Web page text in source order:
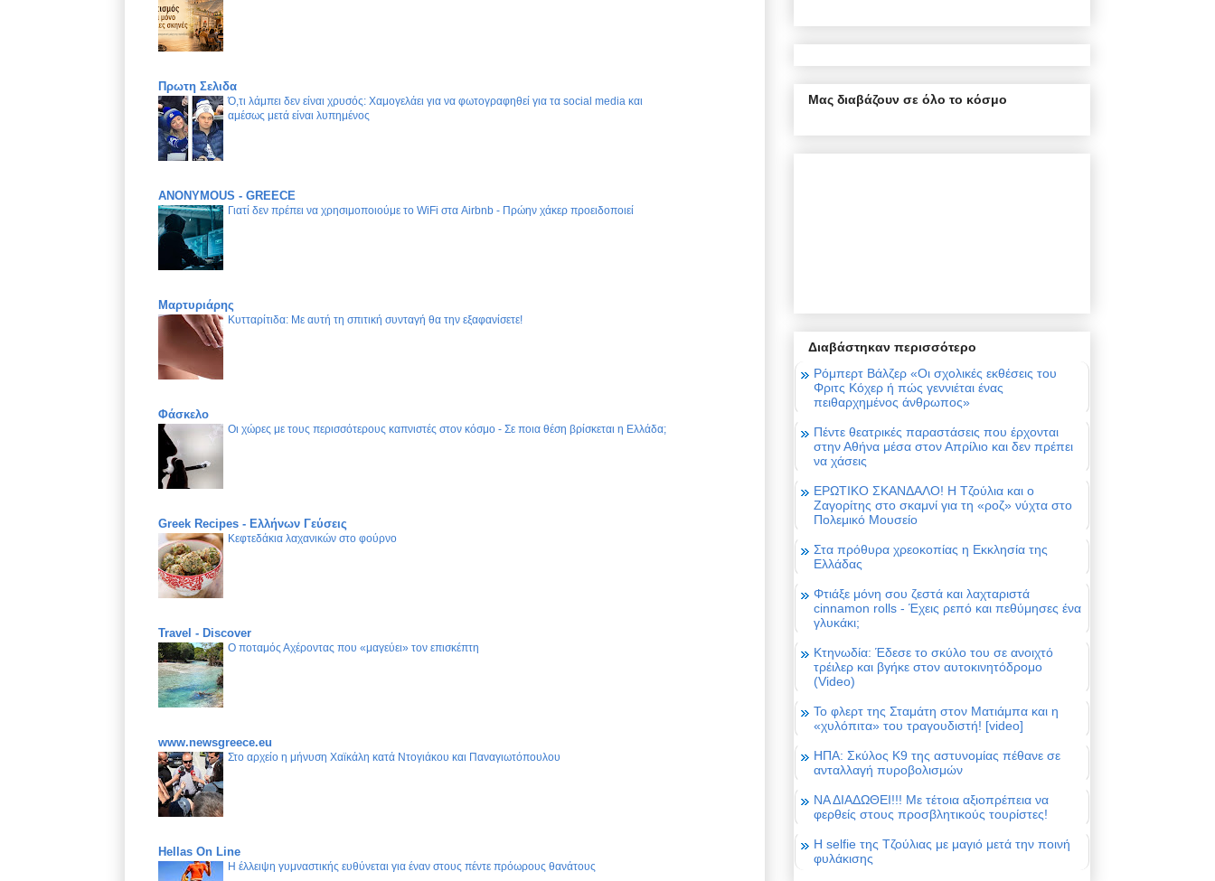
Πρωτη Σελιδα
Ό,τι λάμπει δεν είναι χρυσός: Χαμογελάει για να φωτογραφηθεί για τα social media και
αμέσως μετά είναι λυπημένος
ANONYMOUS - GREECE
Γιατί δεν πρέπει να χρησιμοποιούμε το WiFi στα Airbnb - Πρώην χάκερ προειδοποιεί
Μαρτυριάρης
Κυτταρίτιδα: Με αυτή τη σπιτική συνταγή θα την εξαφανίσετε!
Φάσκελο
Οι χώρες με τους περισσότερους καπνιστές στον κόσμο - Σε ποια θέση βρίσκεται η Ελλάδα;
Greek Recipes - Ελλήνων Γεύσεις
Κεφτεδάκια λαχανικών στο φούρνο
Travel - Discover
Ο ποταμός Αχέροντας που «μαγεύει» τον επισκέπτη
www.newsgreece.eu
Στο αρχείο η μήνυση Χαϊκάλη κατά Ντογιάκου και Παναγιωτόπουλου
Hellas On Line
Η έλλειψη γυμναστικής ευθύνεται για έναν στους πέντε πρόωρους θανάτους
Μας διαβάζουν σε όλο το κόσμο
Διαβάστηκαν περισσότερο
Ρόμπερτ Βάλζερ «Οι σχολικές εκθέσεις του
Φριτς Κόχερ ή πώς γεννιέται ένας
πειθαρχημένος άνθρωπος»
Πέντε θεατρικές παραστάσεις που έρχονται
στην Αθήνα μέσα στον Απρίλιο και δεν πρέπει
να χάσεις
ΕΡΩΤΙΚΟ ΣΚΑΝΔΑΛΟ! Η Τζούλια και ο
Ζαγορίτης στο σκαμνί για τη «ροζ» νύχτα στο
Πολεμικό Μουσείο
Στα πρόθυρα χρεοκοπίας η Εκκλησία της
Ελλάδας
Φτιάξε μόνη σου ζεστά και λαχταριστά
cinnamon rolls - Έχεις ρεπό και πεθύμησες ένα
γλυκάκι;
Κτηνωδία: Έδεσε το σκύλο του σε ανοιχτό
τρέιλερ και βγήκε στον αυτοκινητόδρομο
(Video)
Το φλερτ της Σταμάτη στον Ματιάμπα και η
«χυλόπιτα» του τραγουδιστή! [video]
ΗΠΑ: Σκύλος Κ9 της αστυνομίας πέθανε σε
ανταλλαγή πυροβολισμών
ΝΑ ΔΙΑΔΩΘΕΙ!!! Με τέτοια αξιοπρέπεια να
φερθείς στους προσβλητικούς τουρίστες!
Η selfie της Τζούλιας με μαγιό μετά την ποινή
φυλάκισης